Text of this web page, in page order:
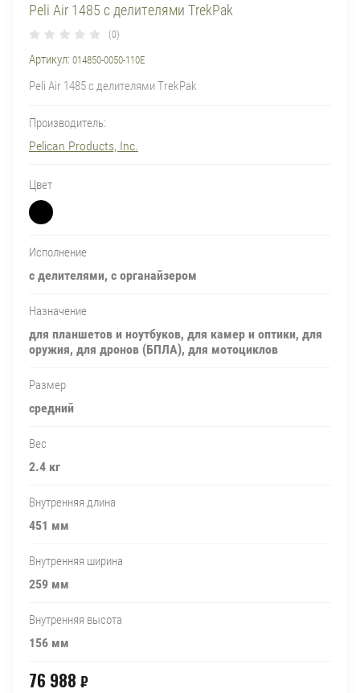
Peli Air 1485 с делителями TrekPak
(0)
Артикул: 014850-0050-110E
Peli Air 1485 с делителями TrekPak
Производитель:
Pelican Products, Inc.
Цвет
Исполнение
с делителями, с органайзером
Назначение
для планшетов и ноутбуков, для камер и оптики, для
оружия, для дронов (БПЛА), для мотоциклов
Размер
средний
Вес
2.4 кг
Внутренняя длина
451 мм
Внутренняя ширина
259 мм
Внутренняя высота
156 мм
76 988 ₽